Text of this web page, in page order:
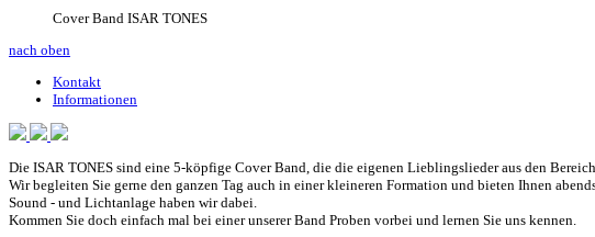
Cover Band ISAR TONES
nach oben
Kontakt
Informationen
Die ISAR TONES sind eine 5-köpfige Cover Band, die die eigenen Lieblingslieder aus den
Wir begleiten Sie gerne den ganzen Tag auch in einer kleineren Formation und bieten Ihnen
Sound - und Lichtanlage haben wir dabei.
Kommen Sie doch einfach mal bei einer unserer Band Proben vorbei und lernen Sie uns kennen.